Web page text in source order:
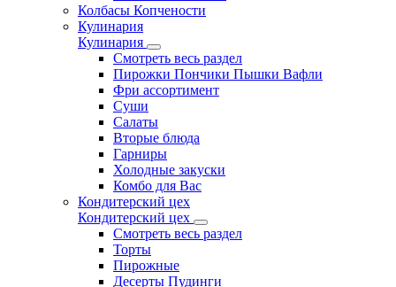
Колбасы Копчености
Кулинария
Кулинария
Смотреть весь раздел
Пирожки Пончики Пышки Вафли
Фри ассортимент
Суши
Салаты
Вторые блюда
Гарниры
Холодные закуски
Комбо для Вас
Кондитерский цех
Кондитерский цех
Смотреть весь раздел
Торты
Пирожные
Десерты Пудинги